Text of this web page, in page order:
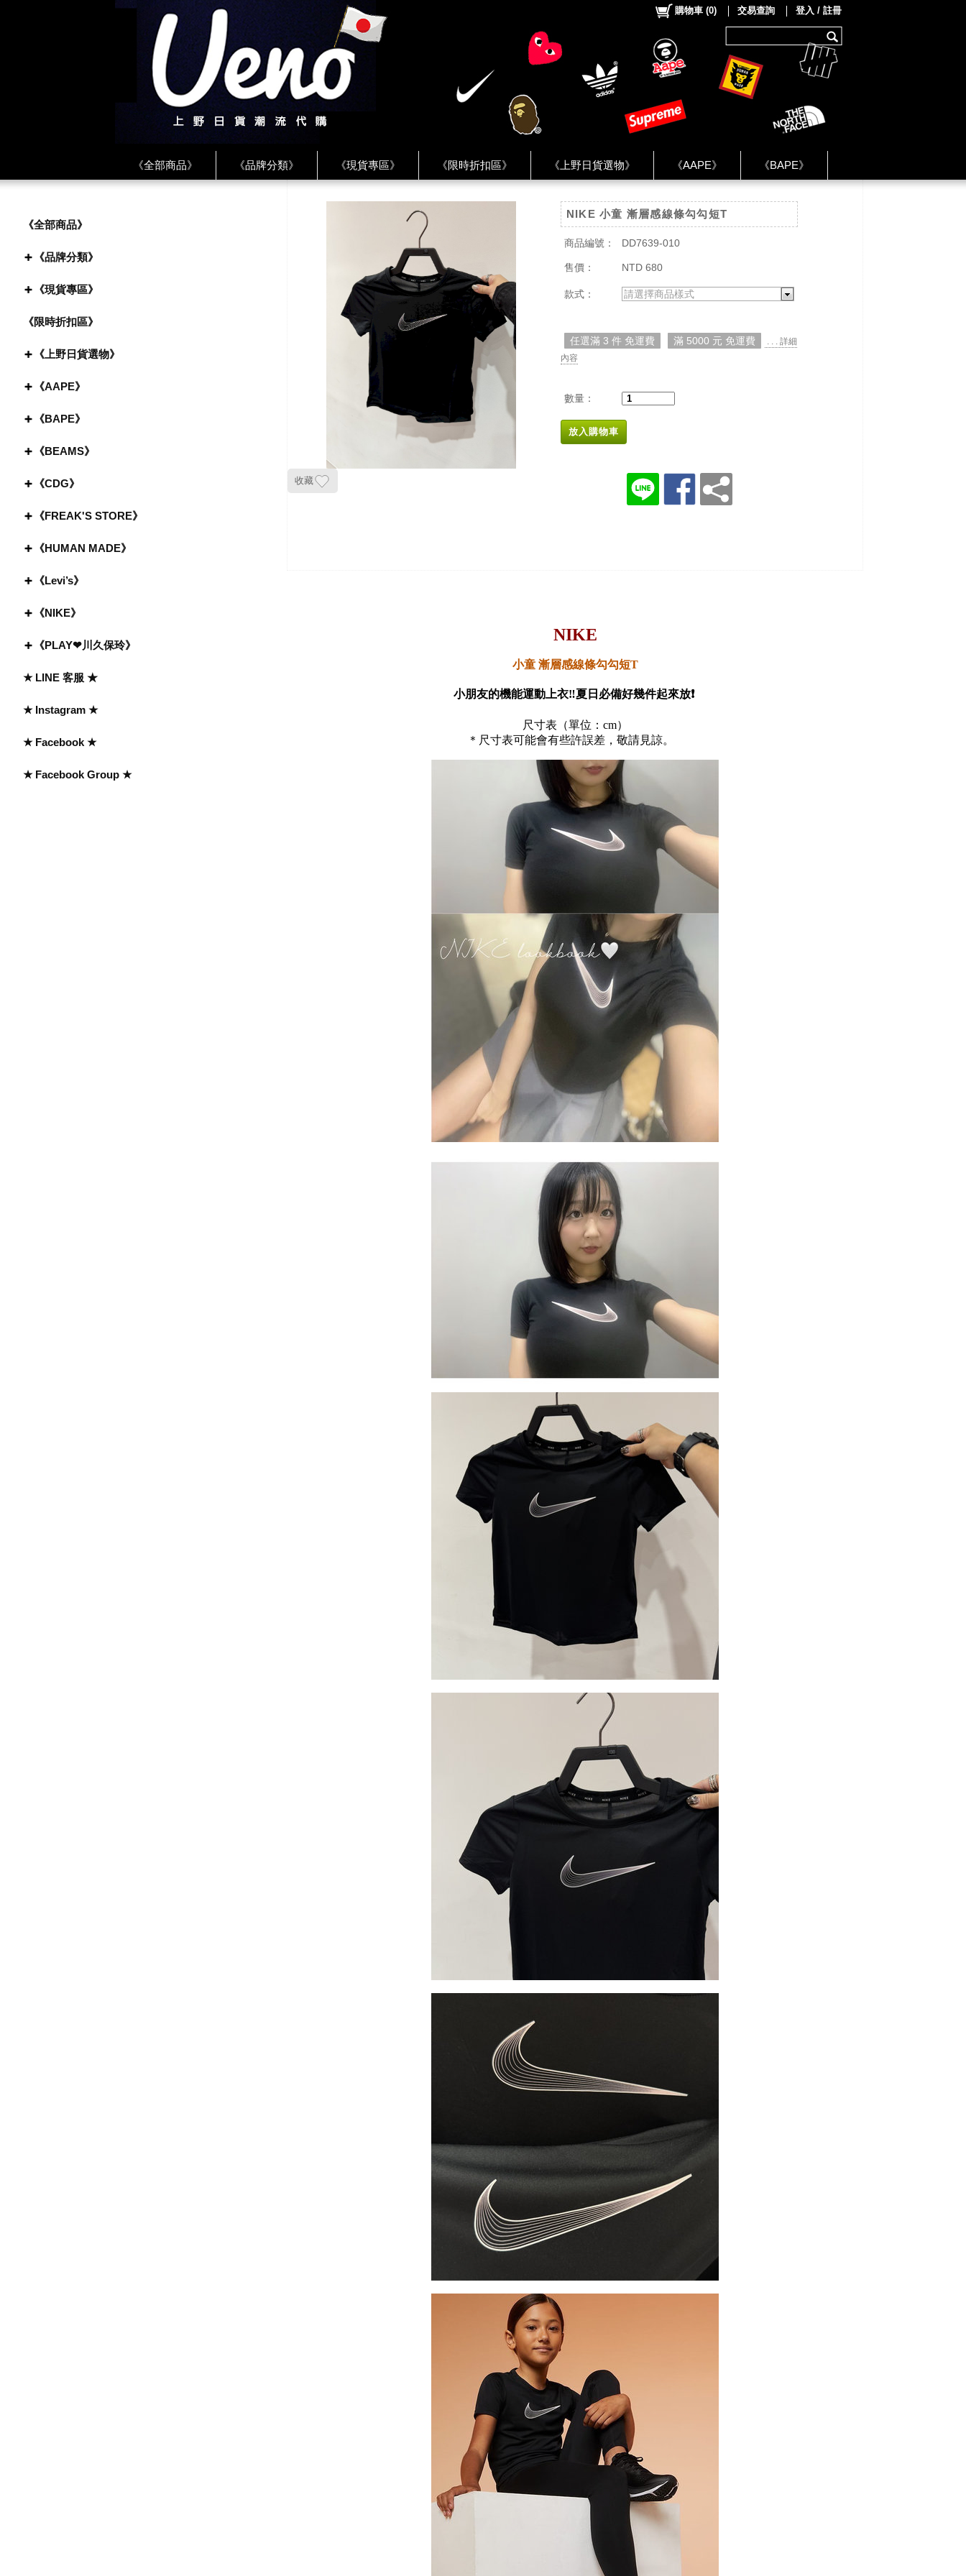
《全部商品》 《品牌分類》 《現貨專區》 《限時折扣區》 《上野日貨選物》 《AAPE》 《BAPE》
★ Instagram ★ ★ Facebook Group ★
購物車 (0) 交易查詢 登入 / 註冊
《全部商品》
《品牌分類》
《現貨專區》
《限時折扣區》
《上野日貨選物》
《AAPE》
《BAPE》
《BEAMS》
《CDG》
《FREAK'S STORE》
《HUMAN MADE》
《Levi’s》
《NIKE》
《PLAY❤川久保玲》
★ LINE 客服 ★
★ Instagram ★
★ Facebook ★
★ Facebook Group ★
收藏
NIKE 小童 漸層感線條勾勾短T
商品編號： DD7639-010
售價： NTD 680
款式： 請選擇商品樣式
任選滿 3 件 免運費 滿 5000 元 免運費
. . . 詳細
內容
數量：
放入購物車